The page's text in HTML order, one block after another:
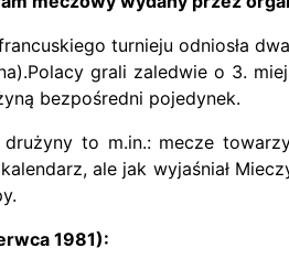
turnieju odniosła
grali zaledwie o 3.
bezpośredni pojedynek.
to m.in.: mecze
ale jak wyjaśniał
1981):